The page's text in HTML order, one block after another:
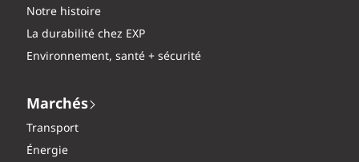
Notre histoire
La durabilité chez EXP
Environnement, santé + sécurité
Marchés
Transport
Énergie